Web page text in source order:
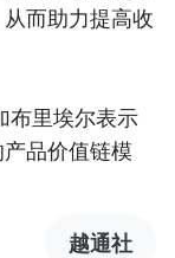
而助力提高收
布里埃尔表示
品价值链模
越通社